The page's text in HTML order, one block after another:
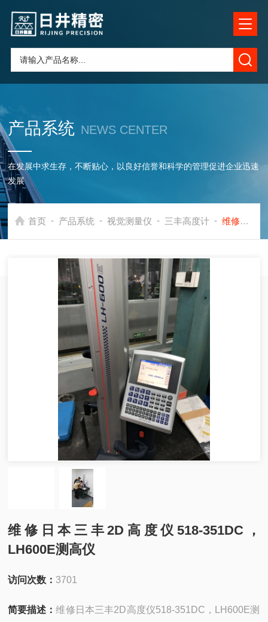
产品系统 NEWS CENTER
在发展中求生存，不断贴心，以良好信誉和科学的管理促进企业迅速
发展
首页 - 产品系统 - 视觉测量仪 - 三丰高度计 - 维修日本三丰2D高度仪518-351DC，LH600E测高仪
维修日本三丰2D高度仪518-351DC，
LH600E测高仪
访问次数：3701
简要描述：维修日本三丰2D高度仪518-351DC，LH600E测